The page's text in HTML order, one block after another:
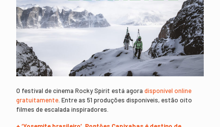
O festival de cinema Rocky Spirit está agora disponível online
gratuitamente . Entre as 51 produções disponíveis, estão oito
filmes de escalada inspiradores.